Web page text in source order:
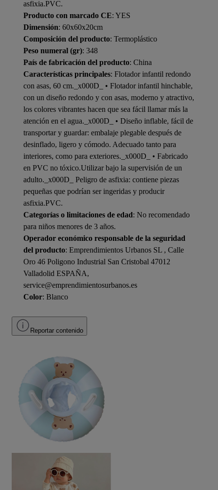
asfixia.PVC.
Producto con marcado CE: YES
Dimensión: 60x60x20cm
Composición del producto: Termoplástico
Peso numeral (gr): 348
País de fabricación del producto: China
Características principales: Flotador infantil redondo
con asas, 60 cm._x000D_ • Flotador infantil hinchable,
con un diseño redondo y con asas, moderno y atractivo,
los colores vibrantes hacen que sea fácil llamar más la
atención en el agua._x000D_ • Diseño inflable, fácil de
transportar y guardar: embalaje plegable después de
desinflado, ligero y cómodo. Adecuado tanto para
interiores, como para exteriores._x000D_ • Fabricado
en PVC no tóxico.Utilizar bajo la supervisión de un
adulto._x000D_ Peligro de asfixia: contiene piezas
pequeñas que podrían ser ingeridas y producir
asfixia.PVC.
Categorías o limitaciones de edad: No recomendado
para niños menores de 3 años.
Operador económico responsable de la seguridad
del producto: Emprendimientos Urbanos SL , Calle
Oro 46 Poligono Industrial San Cristobal 47012
Valladolid ESPAÑA,
service@emprendimientosurbanos.es
Color: Blanco
Reportar contenido